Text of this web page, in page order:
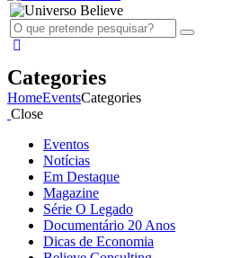
Categories
HomeEventsCategories
Close
Eventos
Notícias
Em Destaque
Magazine
Série O Legado
Documentário 20 Anos
Dicas de Economia